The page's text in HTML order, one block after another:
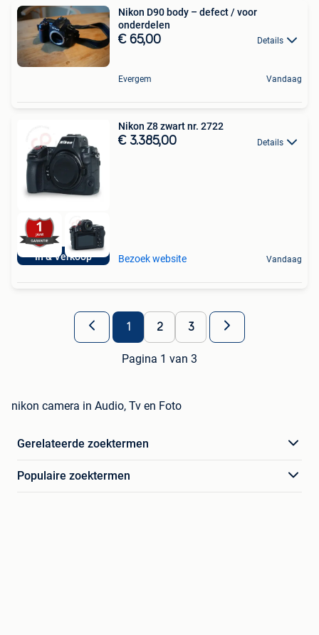
Nikon D90 body – defect / voor
onderdelen
€ 65,00 Details
Evergem Vandaag
In & Verkoop
Nikon Z8 zwart nr. 2722
€ 3.385,00 Details
Bezoek website Vandaag
1 2 3
Pagina 1 van 3
nikon camera in Audio, Tv en Foto
Gerelateerde zoektermen
Populaire zoektermen